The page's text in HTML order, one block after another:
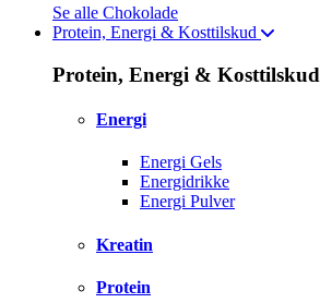
Se alle Chokolade
Protein, Energi & Kosttilskud
Protein, Energi & Kosttilskud
Energi
Energi Gels
Energidrikke
Energi Pulver
Kreatin
Protein